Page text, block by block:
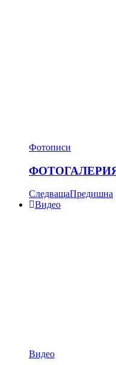
Фотописи
ФОТОГАЛЕРИЯ:
СледващаПредишна
Видео
Видео